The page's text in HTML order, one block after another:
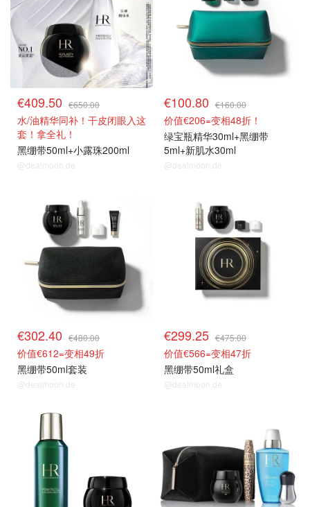
€409.50 €650.00
水/油精华同补！干皮闭眼入这
套！拿全礼！
黑绷带50ml+小露珠200ml
@dealmoon.de
€100.80 €160.00
价值€206=变相48折！
绿宝瓶精华30ml+黑绷带
5ml+新肌水30ml
@dealmoon.de
€302.40 €480.00
价值€612=变相49折
黑绷带50ml套装
@dealmoon.de
€299.25 €475.00
价值€566=变相47折
黑绷带50ml礼盒
@dealmoon.de